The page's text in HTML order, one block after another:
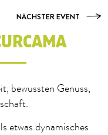
NÄCHSTER EVENT
bewussten Genuss,
etwas dynamisches